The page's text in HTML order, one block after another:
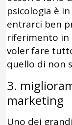
psicologia è
entrarci ben
riferimento in
voler fare
quello di non
3.
marketing
Uno dei